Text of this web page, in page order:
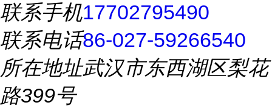
联系手机17702795490
联系电话86-027-59266540
所在地址武汉市东西湖区梨花
路399号